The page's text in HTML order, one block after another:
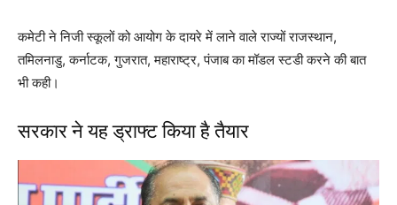
कमेटी ने निजी स्कूलों को आयोग के दायरे में लाने वाले राज्यों राजस्थान,
तमिलनाडु, कर्नाटक, गुजरात, महाराष्ट्र, पंजाब का मॉडल स्टडी करने की बात
भी कही।
सरकार ने यह ड्राफ्ट किया है तैयार